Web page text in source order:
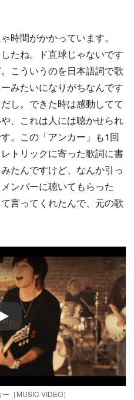
時間がかかっています。
たね。ド直球じゃないです
こういうのを日本語詞で歌
みたいになりがちなんです
し。できた時は感動してて
、これは人には聴かせられ
。この「アンカー」も1回
トリックに寄った歌詞に書
たんですけど、なんか引っ
ンバーに聴いてもらった
言ってくれたんで、元の歌
Play
［MUSIC VIDEO］